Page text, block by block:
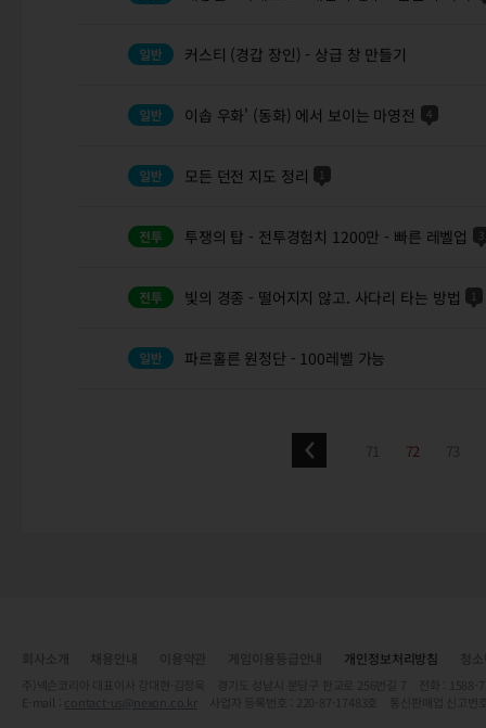
커스티 (경갑 장인) - 상급 창 만들기
이솝 우화' (동화) 에서 보이는 마영전 4
모든 던전 지도 정리 1
투쟁의 탑 - 전투경험치 1200만 - 빠른 레벨업 3
빛의 경종 - 떨어지지 않고. 사다리 타는 방법 1
파르홀른 원정단 - 100레벨 가능
71 72 73
개인정보처리방침
contact-us@nexon.co.kr